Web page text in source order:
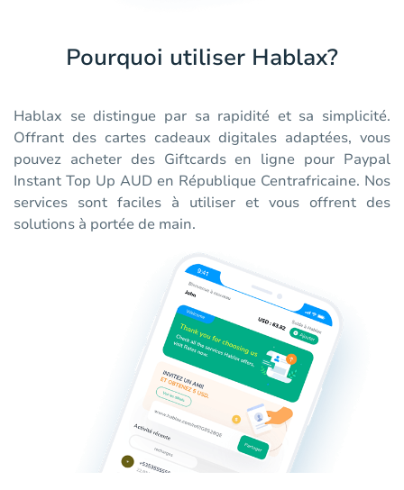
Pourquoi utiliser Hablax?
Hablax se distingue par sa rapidité et sa simplicité.
Offrant des cartes cadeaux digitales adaptées, vous
pouvez acheter des Giftcards en ligne pour Paypal
Instant Top Up AUD en République Centrafricaine. Nos
services sont faciles à utiliser et vous offrent des
solutions à portée de main.